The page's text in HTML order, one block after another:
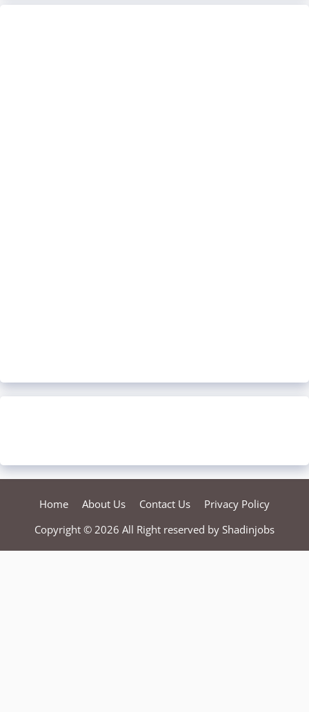
Home About Us Contact Us
Privacy Policy
Copyright © 2026 All Right reserved by Shadinjobs